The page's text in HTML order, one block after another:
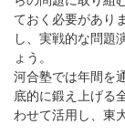
ておく必要があり
し、実戦的な問題
ょう。
河合塾では年間を
底的に鍛え上げる
わせて活用し、東